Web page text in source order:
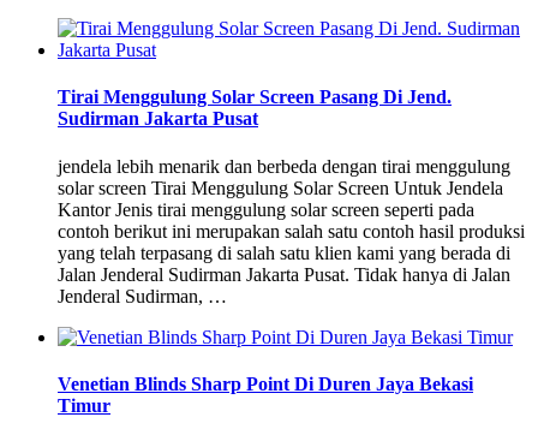
Tirai Menggulung Solar Screen Pasang Di Jend.
Sudirman Jakarta Pusat
jendela lebih menarik dan berbeda dengan tirai menggulung
solar screen Tirai Menggulung Solar Screen Untuk Jendela
Kantor Jenis tirai menggulung solar screen seperti pada
contoh berikut ini merupakan salah satu contoh hasil produksi
yang telah terpasang di salah satu klien kami yang berada di
Jalan Jenderal Sudirman Jakarta Pusat. Tidak hanya di Jalan
Jenderal Sudirman, …
Venetian Blinds Sharp Point Di Duren Jaya Bekasi
Timur